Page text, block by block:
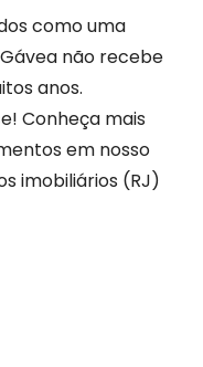
como uma
não recebe
anos.
Conheça mais
em nosso
imobiliários (RJ)